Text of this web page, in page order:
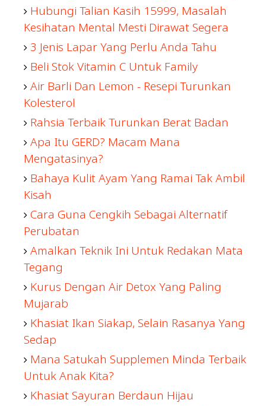
Hubungi Talian Kasih 15999, Masalah
Kesihatan Mental Mesti Dirawat Segera
3 Jenis Lapar Yang Perlu Anda Tahu
Beli Stok Vitamin C Untuk Family
Air Barli Dan Lemon - Resepi Turunkan
Kolesterol
Rahsia Terbaik Turunkan Berat Badan
Apa Itu GERD? Macam Mana
Mengatasinya?
Bahaya Kulit Ayam Yang Ramai Tak Ambil
Kisah
Cara Guna Cengkih Sebagai Alternatif
Perubatan
Amalkan Teknik Ini Untuk Redakan Mata
Tegang
Kurus Dengan Air Detox Yang Paling
Mujarab
Khasiat Ikan Siakap, Selain Rasanya Yang
Sedap
Mana Satukah Supplemen Minda Terbaik
Untuk Anak Kita?
Khasiat Sayuran Berdaun Hijau